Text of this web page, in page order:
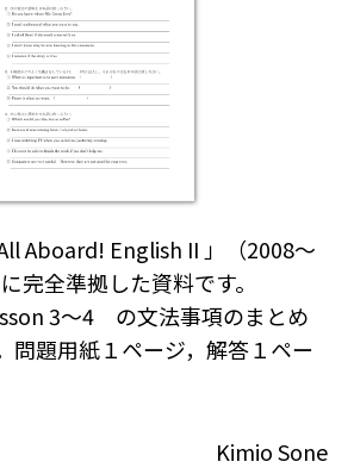
Aboard! English II 」（2008～
完全準拠した資料です。
3～4 の文法事項のまとめ
問題用紙１ページ，解答１ペー
Kimio Sone